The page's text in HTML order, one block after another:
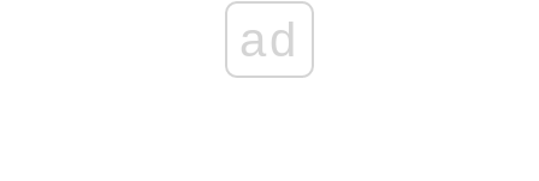
ad